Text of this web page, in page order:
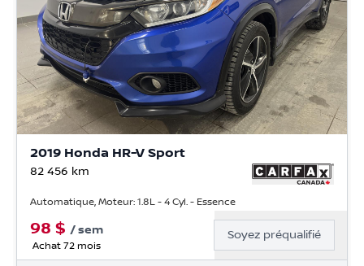
2019 Honda HR-V Sport
82 456 km
Automatique, Moteur: 1.8L - 4 Cyl. - Essence
98 $ /sem
Achat 72 mois
Soyez préqualifié